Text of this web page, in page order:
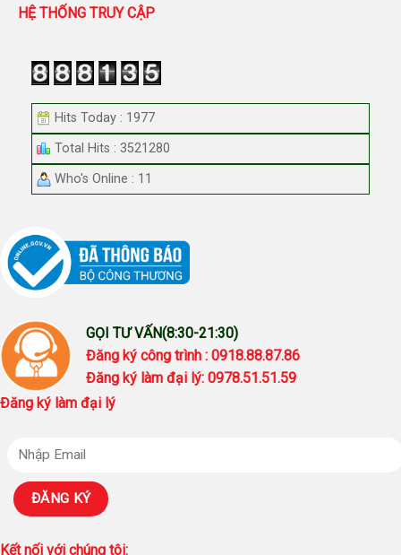
HỆ THỐNG TRUY CẬP
Hits Today : 1977
Total Hits : 3521280
Who's Online : 11
GỌI TƯ VẤN(8:30-21:30)
Đăng ký công trình : 0918.88.87.86
Đăng ký làm đại lý: 0978.51.51.59
Đăng ký làm đại lý
Kết nối với chúng tôi: